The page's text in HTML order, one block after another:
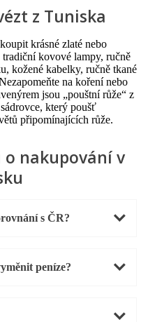
z Tuniska
krásné zlaté nebo
kovové lampy, ručně
kožené kabelky, ručně tkané
na koření nebo
jsou „pouštní růže“ z
který poušť
připomínajících růže.
o nakupování v
s ČR?
peníze?